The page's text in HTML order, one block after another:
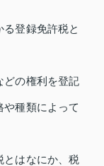
登録免許税と
どの権利を登記
種類によって
とはなにか、税